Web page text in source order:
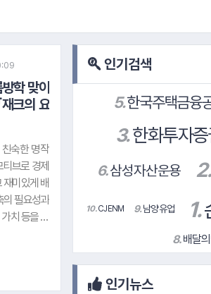
학 맞이
크의 요
숙한 명작
브로 경제
미있게 배
의 필요성과
치 등을 뮤
은행은 이
인기검색
삼성증권
9.남양유업
인기뉴스